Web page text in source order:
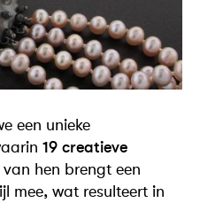
een unieke
19 creatieve
hen brengt een
mee, wat resulteert in